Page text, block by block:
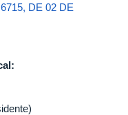
DE 02 DE